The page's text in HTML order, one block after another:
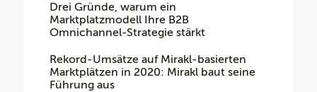
Drei Gründe, warum ein
Marktplatzmodell Ihre B2B
Omnichannel-Strategie stärkt
Rekord-Umsätze auf Mirakl-basierten
Marktplätzen in 2020: Mirakl baut seine
Führung aus